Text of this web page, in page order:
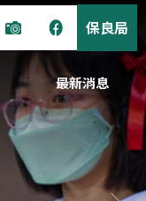
保良局
最新消息